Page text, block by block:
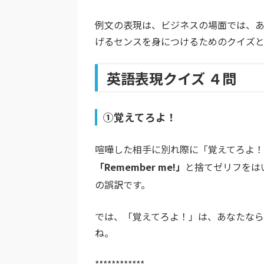
例文の表現は、ビジネスの場面では、
げるセンスを身につけるためのクイズ
英語表現クイズ ４問
①覚えてろよ！
喧嘩した相手に別れ際に「覚えてろよ
「Remember me!」 と捨てゼリフを
の誤訳です。
では、「覚えてろよ！」は、あなたな
ね。